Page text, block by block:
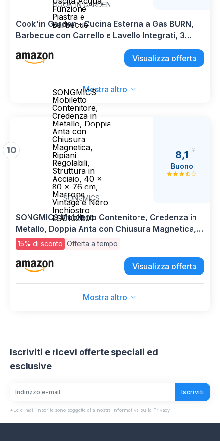
Funzione
Piastra e
Barbecue
COOK'IN GARDEN
Cook'in Garden - Cucina Esterna a Gas BURN,
Barbecue con Carrello e Lavello Integrati, 3
Bruciatori, Spazio di Archiviazione Aggiuntivo,
Rubinetto con Uscita Acqua, Funzione Piastra e
Visualizza offerta
Mostra altro
10
SONGMICS
Mobiletto
Contenitore,
Credenza in
Metallo, Doppia
Anta con
Chiusura
Magnetica,
Ripiani
Regolabili,
Struttura in
Acciaio, 40 x
80 x 76 cm,
Marrone
Vintage e Nero
Inchiostro
LSC102B01
SONGMICS
8,1
Buono
SONGMICS Mobiletto Contenitore, Credenza in
Metallo, Doppia Anta con Chiusura Magnetica,
Ripiani Regolabili, Struttura in Acciaio, 40 x 80 x
76 cm, Marrone Vintage e Nero Inchiostro
LSC102B01
15% di sconto Offerta a tempo
Visualizza offerta
Mostra altro
Iscriviti e ricevi offerte speciali ed
esclusive
Iscriviti
*Le e-mail inserite sono soggette alla nostra Informativa sulla Privacy